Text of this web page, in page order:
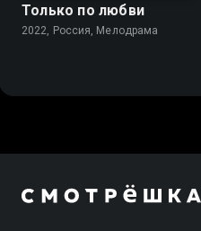
Только по любви
2022, Россия, Мелодрама